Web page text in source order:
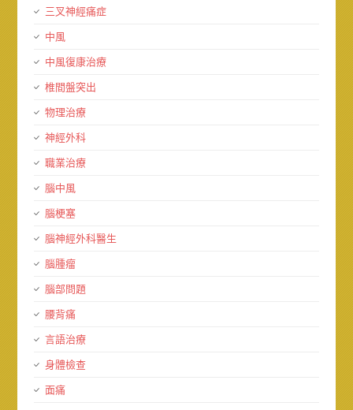
三叉神經痛症
中風
中風復康治療
椎間盤突出
物理治療
神經外科
職業治療
腦中風
腦梗塞
腦神經外科醫生
腦腫瘤
腦部問題
腰背痛
言語治療
身體檢查
面痛